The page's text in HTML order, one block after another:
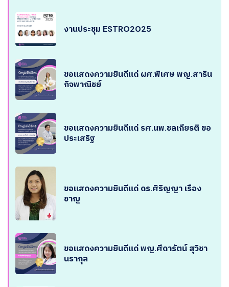
งานประชุม ESTRO2025
ขอแสดงความยินดีแด่ ผศ.พิเศษ พญ.สาริน
กิจพาณิชย์
ขอแสดงความยินดีแด่ รศ.นพ.ชลเกียรติ ขอ
ประเสริฐ
ขอแสดงความยินดีแด่ ดร.ศิริญญา เรือง
ชาญ
ขอแสดงความยินดีแด่ พญ.ศีดารัตน์ สุวิชา
นรากุล